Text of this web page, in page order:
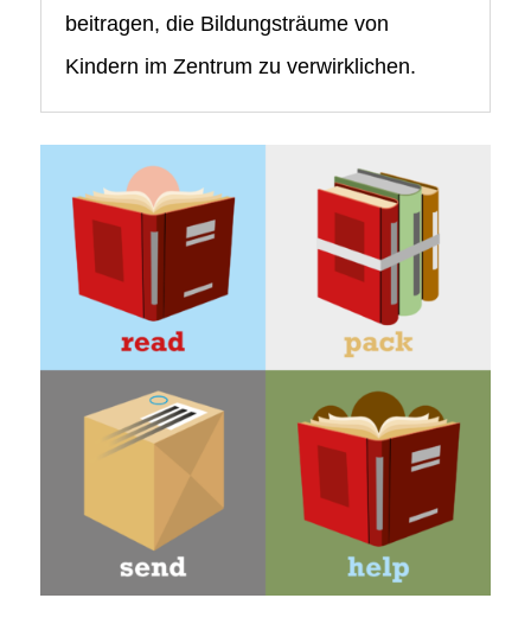
beitragen, die Bildungsträume von
Kindern im Zentrum zu verwirklichen.